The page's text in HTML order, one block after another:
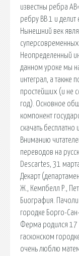
известны ребра
ребру ВВ 1 и
Нынешний век
Неопределенный
данном уроке мы
интеграл, а
простейших (и не
год). Основное
компонент
скачать
Вниманию
переводов на
Descartes, 31
Декарт
Ж., Кемпбелл Р.,
Биография.
городке Борго-
Ферма родился 17
гасконском
очень люблю